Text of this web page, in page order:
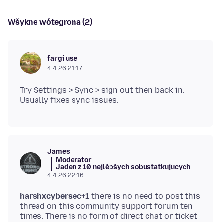
Wšykne wótegrona (2)
fargi use
4.4.26 21:17
Try Settings > Sync > sign out then back in.
James
Moderator
Jaden z 10 nejlěpšych sobustatkujucych
4.4.26 22:16
harshxcybersec+1 there is no need to post this
thread on this community support forum ten
times. There is no form of direct chat or ticket